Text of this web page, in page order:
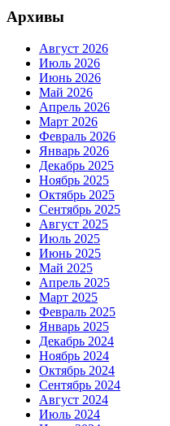
Архивы
Август 2026
Июль 2026
Июнь 2026
Май 2026
Апрель 2026
Март 2026
Февраль 2026
Январь 2026
Декабрь 2025
Ноябрь 2025
Октябрь 2025
Сентябрь 2025
Август 2025
Июль 2025
Июнь 2025
Май 2025
Апрель 2025
Март 2025
Февраль 2025
Январь 2025
Декабрь 2024
Ноябрь 2024
Октябрь 2024
Сентябрь 2024
Август 2024
Июль 2024